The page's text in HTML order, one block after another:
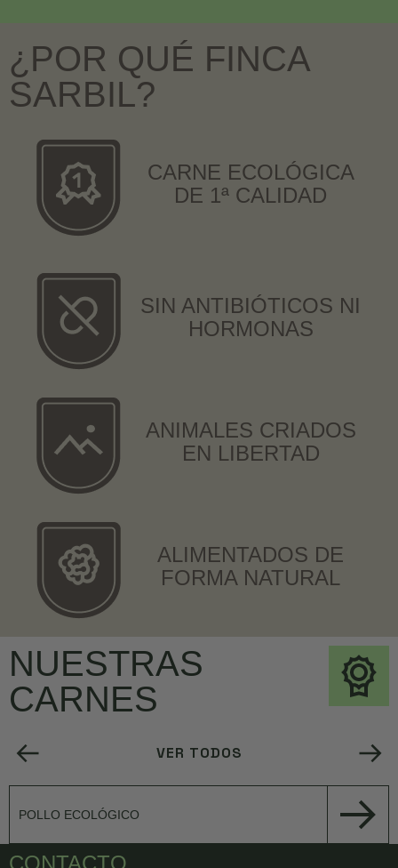
¿POR QUÉ FINCA
SARBIL?
CARNE ECOLÓGICA
DE 1ª CALIDAD
SIN ANTIBIÓTICOS NI
HORMONAS
ANIMALES CRIADOS
EN LIBERTAD
ALIMENTADOS DE
FORMA NATURAL
NUESTRAS
CARNES
VER TODOS
POLLO ECOLÓGICO
CONTACTO